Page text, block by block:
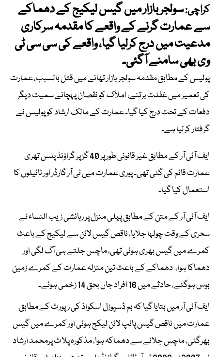
کراچی:سولجر بازار میں گیس لیکیج کے دھماکے
سے عمارت گرنے کے واقعے کا مقدمہ سرکاری
مدعیت میں درج کرلیا گیا، واقعے کی سی سی ٹی
وی بھی سامنے آگئی۔
پولیس کے مطابق مقدمہ سولجر بازار تھانے میں قتل بالسبب، عمارت
کی تعمیر میں غفلت برتنے، املاک کو نقصان پہچانے سمیت دیگر
دفعات کے تحت درج کیا گیا۔ عمارت کے مالک ارشاد کو پولیس نے
گرفتار کرلیا ہے۔
ایف آئی آر کے مطابق غیر قانونی طور پر 40 گز پر گراؤنڈ پلس تھری
عمارت قائم کی گئی تھی۔ پوری عمارت میں ٹی آر گارڈر اور ٹائیلوں کا
استعمال کیا گیا۔
ایف آئی آر کے متن کے مطابق پہلی منزل پر رہائشی زیب النساء نے
سحری کے وقت چولہا جلایا، ناقص گیس لائن سے لیکیج کے باعث
کمرے میں گیس بھری ہوئی تھی، ماچس جلتے ہی آگ لگی اور
دھماکا ہوا، دھماکے کے باعث تین منزلہ عمارت کے کمرے زمین
بوس ہوگئے، حادثے میں 16 افراد جاں بحق 14 زخمی ہوئے۔
ایف آئی آر میں بتایا گیا کہ بم ڈسپوزل اسکواڈ کی رپورٹ کے مطابق
عمارت میں ناقص گیس پائپ لائن لیکج ہوئی اور کمرے میں گیس
بھرگئی، ماچس جلانے سے دھماکہ ہوا، مذکورہ پلاٹ پرمحمد ارشاد